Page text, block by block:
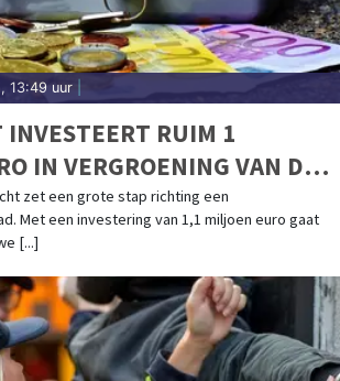
13:49 uur
INVESTEERT RUIM 1
IN VERGROENING VAN DE
zet een grote stap richting een
Met een investering van 1,1 miljoen euro gaat
[...]